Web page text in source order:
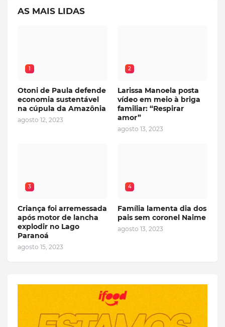
AS MAIS LIDAS
1
Otoni de Paula defende
economia sustentável
na cúpula da Amazônia
agosto 12, 2023
2
Larissa Manoela posta
vídeo em meio à briga
familiar: “Respirar
amor”
agosto 13, 2023
3
Criança foi arremessada
após motor de lancha
explodir no Lago
Paranoá
agosto 15, 2023
4
Família lamenta dia dos
pais sem coronel Naime
agosto 13, 2023